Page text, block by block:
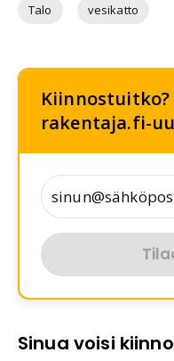
Talo vesikatto
rakentaja.fi-
Sinua voisi